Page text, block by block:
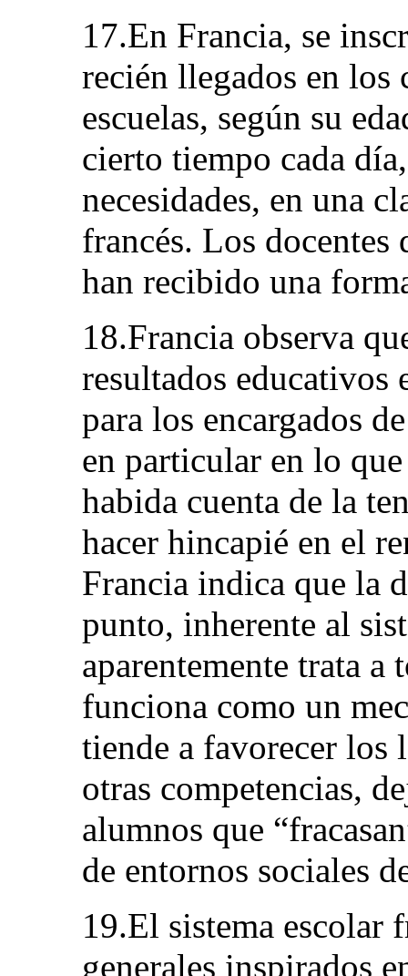
17.En Francia, se
recién llegados en los
escuelas, según su
cierto tiempo cada
necesidades, en una
francés. Los docentes
han recibido una
18.Francia observa
resultados educativos
para los encargados
en particular en lo
habida cuenta de la
hacer hincapié en el
Francia indica que la
punto, inherente al
aparentemente trata
funciona como un
tiende a favorecer los
otras competencias,
alumnos que
de entornos sociales
19.El sistema escolar
generales inspirados